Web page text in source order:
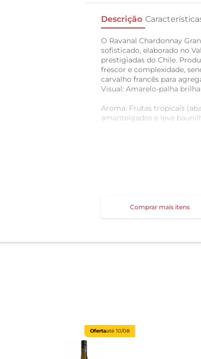
Descrição
O Ravanal Chardonnay
sofisticado, elaborado no
prestigiadas do Chile.
frescor e complexidade,
carvalho francês para
Visual: Amarelo-palha
Aroma: Frutas tropicais
amanteigados e leve
Paladar: Fresco,
Comprar mais itens
Ofertaaté10/08